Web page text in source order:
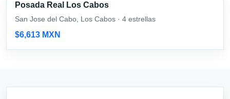
Posada Real Los Cabos
San Jose del Cabo, Los Cabos · 4 estrellas
$6,613 MXN